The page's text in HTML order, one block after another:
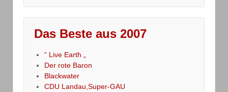
Das Beste aus 2007
“ Live Earth „
Der rote Baron
Blackwater
CDU Landau,Super-GAU